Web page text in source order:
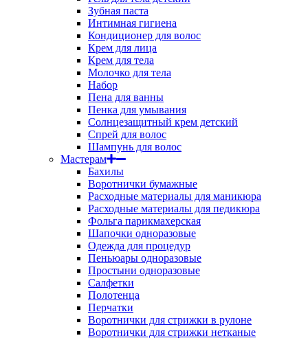
Зубная паста
Интимная гигиена
Кондиционер для волос
Крем для лица
Крем для тела
Молочко для тела
Набор
Пена для ванны
Пенка для умывания
Солнцезащитный крем детский
Спрей для волос
Шампунь для волос
Мастерам
Бахилы
Воротнички бумажные
Расходные материалы для маникюра
Расходные материалы для педикюра
Фольга парикмахерская
Шапочки одноразовые
Одежда для процедур
Пеньюары одноразовые
Простыни одноразовые
Салфетки
Полотенца
Перчатки
Воротнички для стрижки в рулоне
Воротнички для стрижки нетканые